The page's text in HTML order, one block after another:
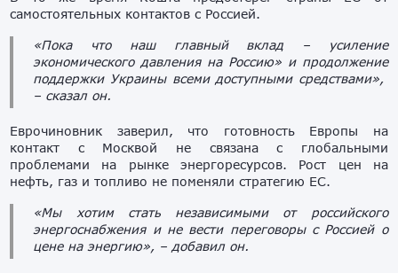
самостоятельных контактов с Россией.
«Пока что наш главный вклад – усиление
экономического давления на Россию» и продолжение
поддержки Украины всеми доступными средствами»,
– сказал он.
Еврочиновник заверил, что готовность Европы на
контакт с Москвой не связана с глобальными
проблемами на рынке энергоресурсов. Рост цен на
нефть, газ и топливо не поменяли стратегию ЕС.
«Мы хотим стать независимыми от российского
энергоснабжения и не вести переговоры с Россией о
цене на энергию», – добавил он.